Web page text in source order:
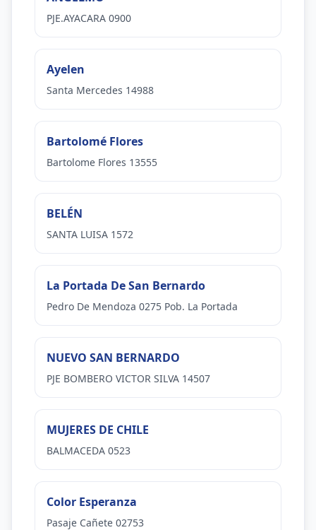
PJE.AYACARA 0900
Ayelen
Santa Mercedes 14988
Bartolomé Flores
Bartolome Flores 13555
BELÉN
SANTA LUISA 1572
La Portada De San Bernardo
Pedro De Mendoza 0275 Pob. La Portada
NUEVO SAN BERNARDO
PJE BOMBERO VICTOR SILVA 14507
MUJERES DE CHILE
BALMACEDA 0523
Color Esperanza
Pasaje Cañete 02753